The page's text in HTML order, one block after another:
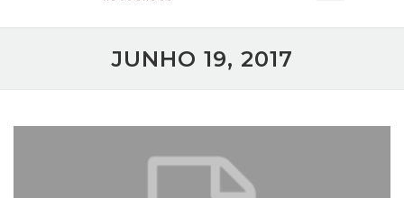
JUNHO 19, 2017